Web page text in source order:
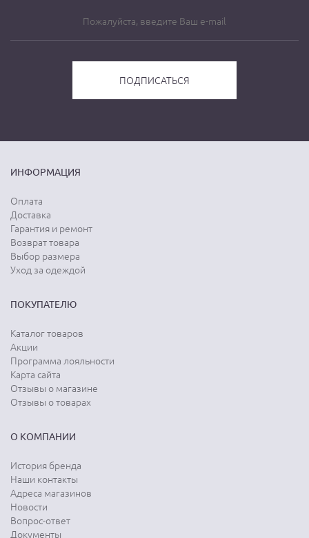
ИНФОРМАЦИЯ
Оплата
Доставка
Гарантия и ремонт
Возврат товара
Выбор размера
Уход за одеждой
ПОКУПАТЕЛЮ
Каталог товаров
Акции
Программа лояльности
Карта сайта
Отзывы о магазине
Отзывы о товарах
О КОМПАНИИ
История бренда
Наши контакты
Адреса магазинов
Новости
Вопрос-ответ
Документы